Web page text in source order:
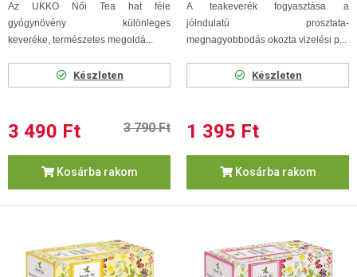
Az UKKO Női Tea hat féle
gyógynövény különleges
keveréke, természetes megoldá...
Készleten
3 490 Ft 3 790 Ft
Kosárba rakom
A teakeverék fogyasztása a
jóindulatú prosztata-
megnagyobbodás okozta vizelési p...
Készleten
1 395 Ft
Kosárba rakom